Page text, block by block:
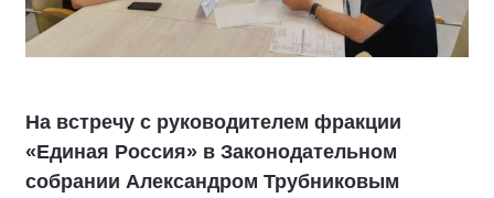
На встречу с руководителем фракции
«Единая Россия» в Законодательном
собрании Александром Трубниковым